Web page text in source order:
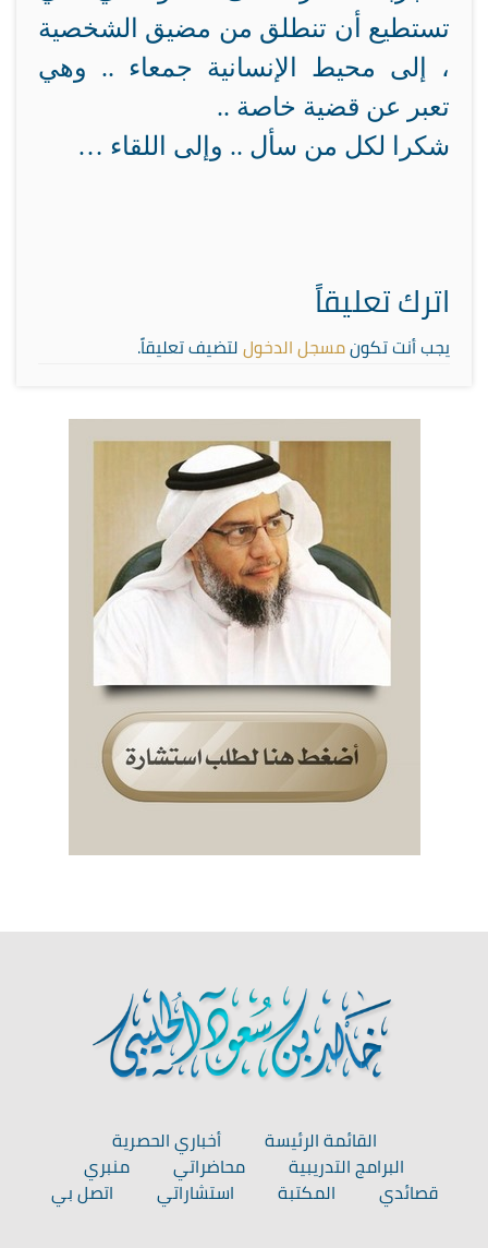
تستطيع أن تنطلق من مضيق الشخصية
، إلى محيط الإنسانية جمعاء .. وهي
تعبر عن قضية خاصة ..
شكرا لكل من سأل .. وإلى اللقاء …
اترك تعليقاً
يجب أنت تكونمسجل الدخوللتضيف تعليقاً.
القائمة الرئيسة
أخباري الحصرية
البرامج التدريبية
محاضراتي
منبري
قصائدي
المكتبة استشاراتي اتصل بي